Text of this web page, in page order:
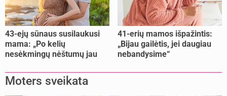
43-ejų sūnaus susilaukusi
mama: „Po kelių
nesėkmingų nėštumų jau
41-erių mamos išpažintis:
„Bijau gailėtis, jei daugiau
nebandysime“
Moters sveikata